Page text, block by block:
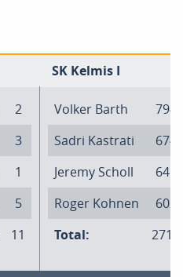
SK Kelmis I
2
3
1
5
11
Volker Barth
794
Sadri Kastrati
674
Jeremy Scholl
641
Roger Kohnen
602
Total:
2711